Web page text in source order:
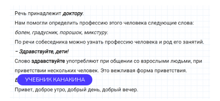
УЧЕБНИК КАНАКИНА